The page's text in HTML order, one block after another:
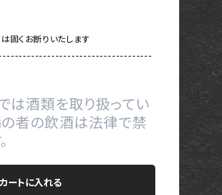
固くお断りいたします
は酒類を取り扱ってい
の者の飲酒は法律で禁
カートに入れる